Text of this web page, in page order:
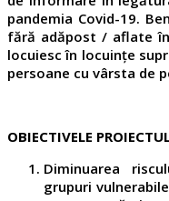
pandemia Covid-19.
fără adăpost / aflate
locuiesc în locuințe
persoane cu vârsta de
OBIECTIVELE
Diminuarea
grupuri